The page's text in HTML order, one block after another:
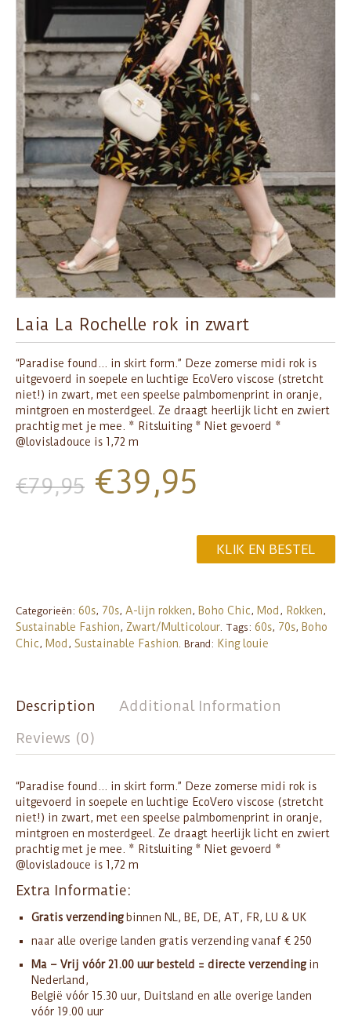
Laia La Rochelle rok in zwart
“Paradise found… in skirt form.” Deze zomerse midi rok is
uitgevoerd in soepele en luchtige EcoVero viscose (stretcht
niet!) in zwart, met een speelse palmbomenprint in oranje,
mintgroen en mosterdgeel. Ze draagt heerlijk licht en zwiert
prachtig met je mee. * Ritsluiting * Niet gevoerd *
@lovisladouce is 1,72 m
€79,95 €39,95
KLIK EN BESTEL
Categorieën: 60s, 70s, A-lijn rokken, Boho Chic, Mod , Rokken,
Sustainable Fashion, Zwart/Multicolour. Tags: 60s, 70s, Boho
Chic, Mod , Sustainable Fashion. Brand: King louie
Description
Additional Information
Reviews (0)
“Paradise found… in skirt form.” Deze zomerse midi rok is
uitgevoerd in soepele en luchtige EcoVero viscose (stretcht
niet!) in zwart, met een speelse palmbomenprint in oranje,
mintgroen en mosterdgeel. Ze draagt heerlijk licht en zwiert
prachtig met je mee. * Ritsluiting * Niet gevoerd *
@lovisladouce is 1,72 m
Extra Informatie:
Gratis verzendingbinnen NL, BE, DE, AT, FR, LU & UK
naar alle overige landen gratis verzending vanaf € 250
Ma – Vrij vóór 21.00 uur besteld = directe verzendingin
Nederland,
België vóór 15.30 uur, Duitsland en alle overige landen
vóór 19.00 uur